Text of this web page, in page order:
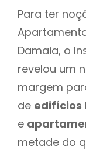
Para ter
Damaia, o
revelou um
margem
de edifícios
e
metade do